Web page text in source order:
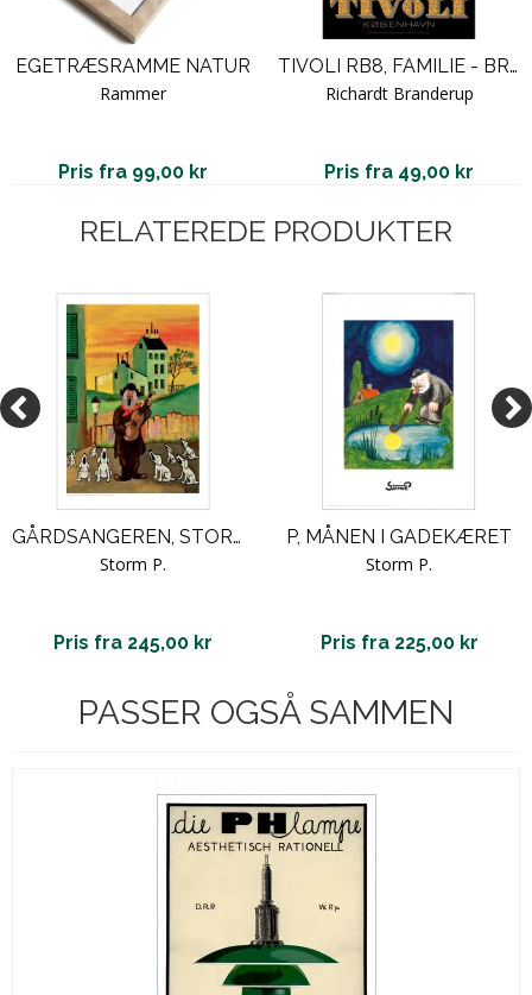
EGETRÆSRAMME NATUR
Rammer
Pris fra 99,00 kr
TIVOLI RB8, FAMILIE - BRANDERUP
Richardt Branderup
Pris fra 49,00 kr
RELATEREDE PRODUKTER
GÅRDSANGEREN, STORM P
Storm P.
Pris fra 245,00 kr
P, MÅNEN I GADEKÆRET
Storm P.
Pris fra 225,00 kr
PASSER OGSÅ SAMMEN